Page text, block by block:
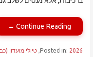
Continue Reading ←
Posted in: 2026
, טיולי מועדון